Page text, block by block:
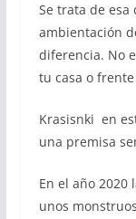
Se trata de esa
ambientación
diferencia. No
tu casa o
Krasisnki en
una premisa
En el año
unos